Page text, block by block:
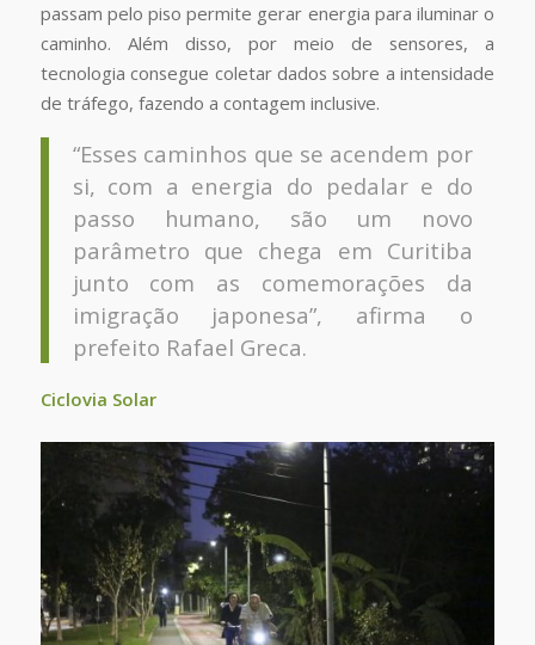
passam pelo piso permite gerar energia para iluminar o
caminho. Além disso, por meio de sensores, a
tecnologia consegue coletar dados sobre a intensidade
de tráfego, fazendo a contagem inclusive.
“Esses caminhos que se acendem por
si, com a energia do pedalar e do
passo humano, são um novo
parâmetro que chega em Curitiba
junto com as comemorações da
imigração japonesa”, afirma o
prefeito Rafael Greca.
Ciclovia Solar